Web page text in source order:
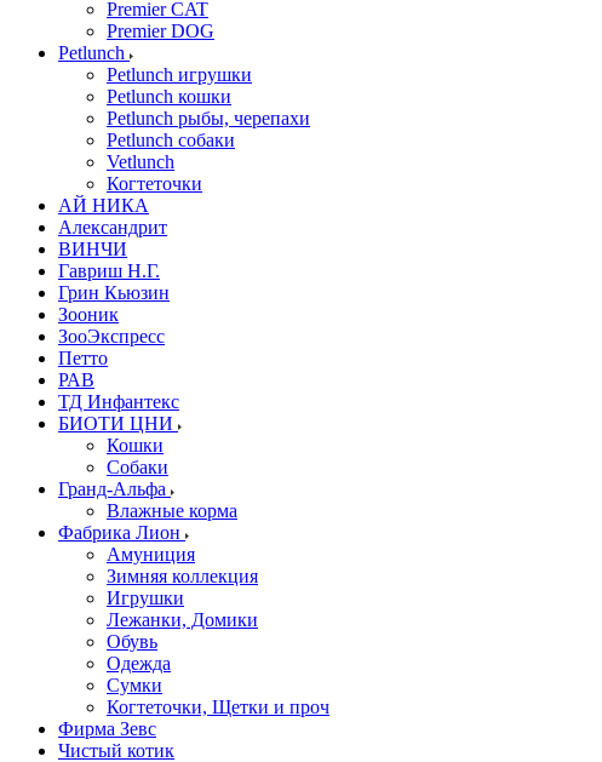
Premier CAT
Premier DOG
Petlunch
Petlunch игрушки
Petlunch кошки
Petlunch рыбы, черепахи
Petlunch собаки
Vetlunch
Когтеточки
АЙ НИКА
Александрит
ВИНЧИ
Гавриш Н.Г.
Грин Кьюзин
Зооник
ЗооЭкспресс
Петто
РАВ
ТД Инфантекс
БИОТИ ЦНИ
Кошки
Собаки
Гранд-Альфа
Влажные корма
Фабрика Лион
Амуниция
Зимняя коллекция
Игрушки
Лежанки, Домики
Обувь
Одежда
Сумки
Когтеточки, Щетки и проч
Фирма Зевс
Чистый котик